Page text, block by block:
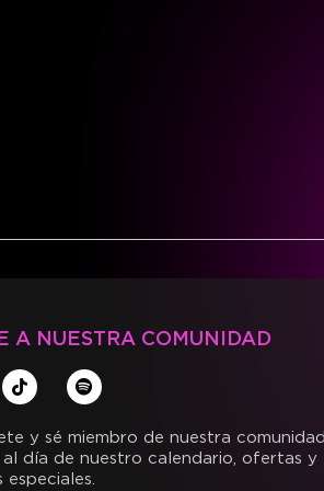
A NUESTRA COMUNIDAD
y sé miembro de nuestra
al día de nuestro calendario, ofertas y
especiales.